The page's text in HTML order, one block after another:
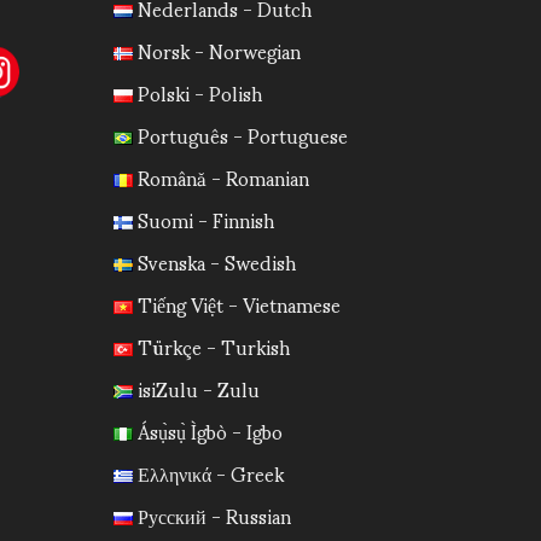
Norsk - Norwegian
Polski - Polish
Português - Portuguese
Română - Romanian
Suomi - Finnish
Svenska - Swedish
Tiếng Việt - Vietnamese
Türkçe - Turkish
isiZulu - Zulu
Ásụ̀sụ̀ Ìgbò - Igbo
Ελληνικά - Greek
Русский - Russian